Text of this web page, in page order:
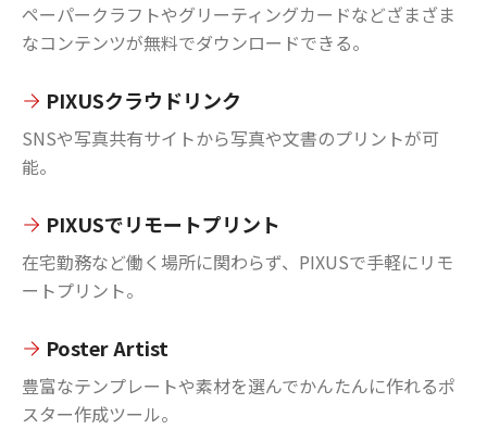
ペーパークラフトやグリーティングカードなどざまざま
なコンテンツが無料でダウンロードできる。
PIXUSクラウドリンク
SNSや写真共有サイトから写真や文書のプリントが可
能。
PIXUSでリモートプリント
在宅勤務など働く場所に関わらず、PIXUSで手軽にリモ
ートプリント。
Poster Artist
豊富なテンプレートや素材を選んでかんたんに作れるポ
スター作成ツール。